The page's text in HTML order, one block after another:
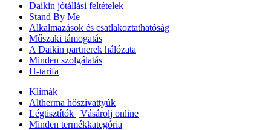
Daikin jótállási feltételek
Stand By Me
Alkalmazások és csatlakoztathatóság
Műszaki támogatás
A Daikin partnerek hálózata
Minden szolgálatás
H-tarifa
Klímák
Altherma hőszivattyúk
Légtisztítók | Vásárolj online
Minden termékkategória